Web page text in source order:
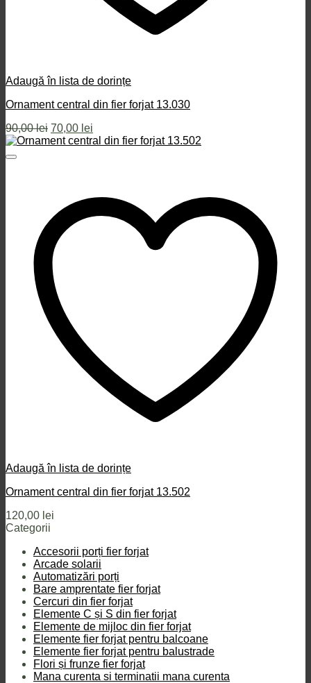
Adaugă în lista de dorințe
Ornament central din fier forjat 13.030
90,00lei Prețul
inițial
70,00 lei
curent
Adaugă în lista de dorințe
Ornament central din fier forjat 13.502
120,00 lei
Categorii
Accesorii porți fier forjat
Arcade solarii
Automatizări porți
Bare amprentate fier forjat
Cercuri din fier forjat
Elemente C și S din fier forjat
Elemente de mijloc din fier forjat
Elemente fier forjat pentru balcoane
Elemente fier forjat pentru balustrade
Flori și frunze fier forjat
Mana curenta si terminatii mana curenta